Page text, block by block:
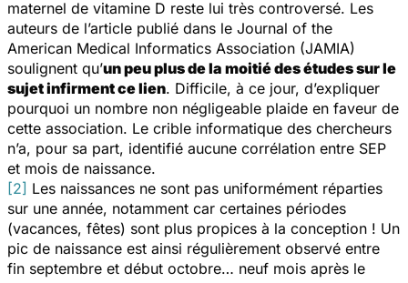
maternel de vitamine D reste lui très controversé. Les
auteurs de l’article publié dans le Journal of the
American Medical Informatics Association (JAMIA)
soulignent qu’un peu plus de la moitié des études sur le
sujet infirment ce lien. Difficile, à ce jour, d’expliquer
pourquoi un nombre non négligeable plaide en faveur de
cette association. Le crible informatique des chercheurs
n’a, pour sa part, identifié aucune corrélation entre SEP
et mois de naissance.
[2] Les naissances ne sont pas uniformément réparties
sur une année, notamment car certaines périodes
(vacances, fêtes) sont plus propices à la conception ! Un
pic de naissance est ainsi régulièrement observé entre
fin septembre et début octobre… neuf mois après le